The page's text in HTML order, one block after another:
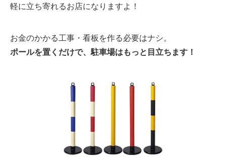
軽に立ち寄れるお店になりますよ！
お金のかかる工事・看板を作る必要はナシ。
ポールを置くだけで、駐車場はもっと目立ちます！